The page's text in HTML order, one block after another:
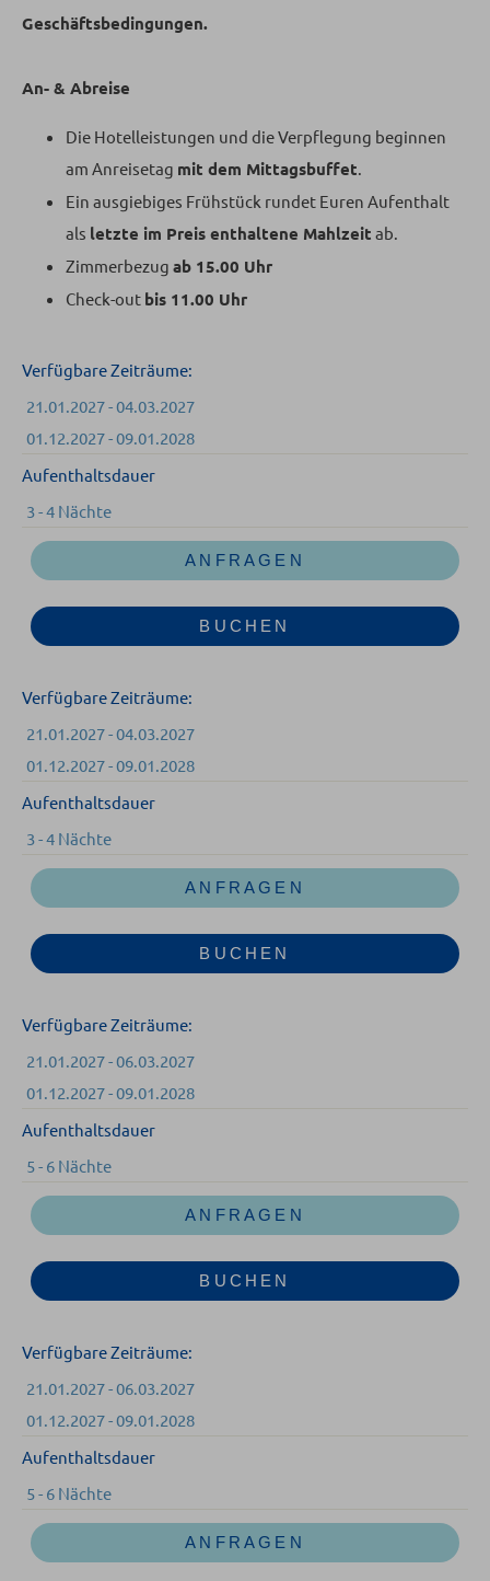
Geschäftsbedingungen.
An- & Abreise
Die Hotelleistungen und die Verpflegung beginnen
am Anreisetag mit dem Mittagsbuffet.
Ein ausgiebiges Frühstück rundet Euren Aufenthalt
als letzte im Preis enthaltene Mahlzeit ab.
Zimmerbezug ab 15.00 Uhr
Check-out bis 11.00 Uhr
Verfügbare Zeiträume:
21.01.2027 - 04.03.2027
01.12.2027 - 09.01.2028
Aufenthaltsdauer
3 - 4 Nächte
ANFRAGEN
BUCHEN
Verfügbare Zeiträume:
21.01.2027 - 04.03.2027
01.12.2027 - 09.01.2028
Aufenthaltsdauer
3 - 4 Nächte
ANFRAGEN
BUCHEN
Verfügbare Zeiträume:
21.01.2027 - 06.03.2027
01.12.2027 - 09.01.2028
Aufenthaltsdauer
5 - 6 Nächte
ANFRAGEN
BUCHEN
Verfügbare Zeiträume:
21.01.2027 - 06.03.2027
01.12.2027 - 09.01.2028
Aufenthaltsdauer
5 - 6 Nächte
ANFRAGEN